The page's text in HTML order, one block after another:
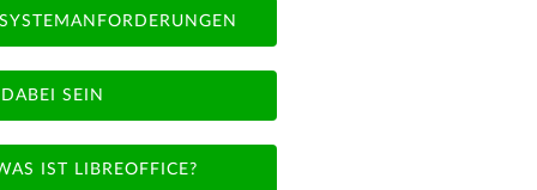
SYSTEMANFORDERUNGEN
DABEI SEIN
IST LIBREOFFICE?